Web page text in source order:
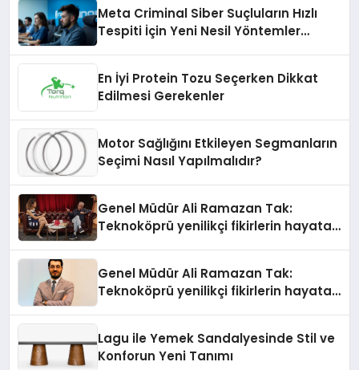
Meta Criminal Siber Suçluların Hızlı
Tespiti İçin Yeni Nesil Yöntemler
En İyi Protein Tozu Seçerken Dikkat
Edilmesi Gerekenler
Motor Sağlığını Etkileyen Segmanların
Seçimi Nasıl Yapılmalıdır?
Genel Müdür Ali Ramazan Tak:
Teknoköprü yenilikçi fikirlerin hayata
Genel Müdür Ali Ramazan Tak:
Teknoköprü yenilikçi fikirlerin hayata
Lagu ile Yemek Sandalyesinde Stil ve
Konforun Yeni Tanımı